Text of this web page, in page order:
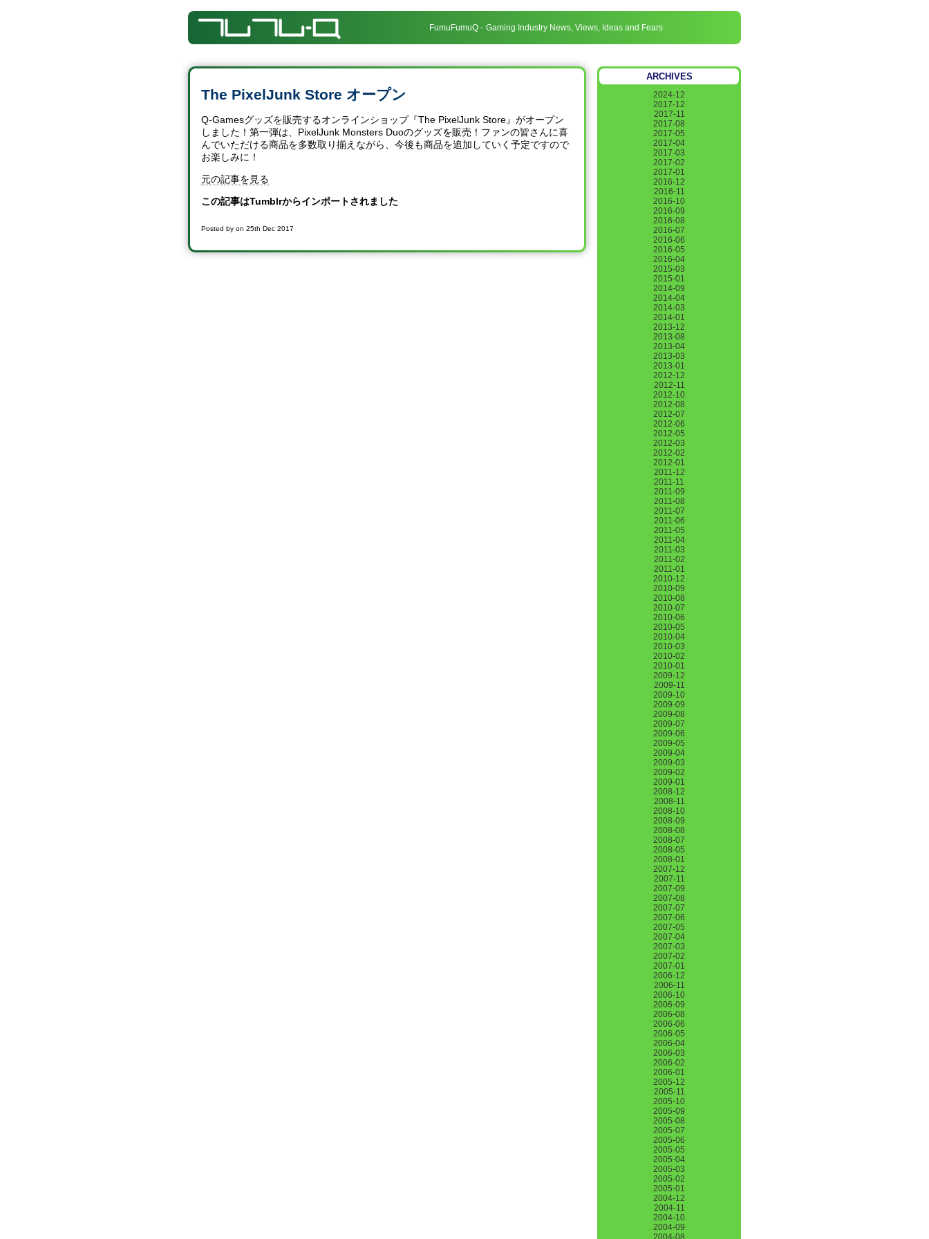
FumuFumuQ Gaming Industry News, Views, Ideas and Fears
The PixelJunk Store オープン
Q-Gamesグッズを販売するオンラインショップ『The PixelJunk Store』がオープン
しました！第一弾は、PixelJunk Monsters Duoのグッズを販売！ファンの皆さんに喜
んでいただける商品を多数取り揃えながら、今後も商品を追加していく予定ですので
お楽しみに！
元の記事を見る
この記事はTumblrからインポートされました
Posted byon25th Dec 2017
ARCHIVES
2024-12
2017-12
2017-11
2017-08
2017-05
2017-04
2017-03
2017-02
2017-01
2016-12
2016-11
2016-10
2016-09
2016-08
2016-07
2016-06
2016-05
2016-04
2015-03
2015-01
2014-09
2014-04
2014-03
2014-01
2013-12
2013-08
2013-04
2013-03
2013-01
2012-12
2012-11
2012-10
2012-08
2012-07
2012-06
2012-05
2012-03
2012-02
2012-01
2011-12
2011-11
2011-09
2011-08
2011-07
2011-06
2011-05
2011-04
2011-03
2011-02
2011-01
2010-12
2010-09
2010-08
2010-07
2010-06
2010-05
2010-04
2010-03
2010-02
2010-01
2009-12
2009-11
2009-10
2009-09
2009-08
2009-07
2009-06
2009-05
2009-04
2009-03
2009-02
2009-01
2008-12
2008-11
2008-10
2008-09
2008-08
2008-07
2008-05
2008-01
2007-12
2007-11
2007-09
2007-08
2007-07
2007-06
2007-05
2007-04
2007-03
2007-02
2007-01
2006-12
2006-11
2006-10
2006-09
2006-08
2006-06
2006-05
2006-04
2006-03
2006-02
2006-01
2005-12
2005-11
2005-10
2005-09
2005-08
2005-07
2005-06
2005-05
2005-04
2005-03
2005-02
2005-01
2004-12
2004-11
2004-10
2004-09
2004-08